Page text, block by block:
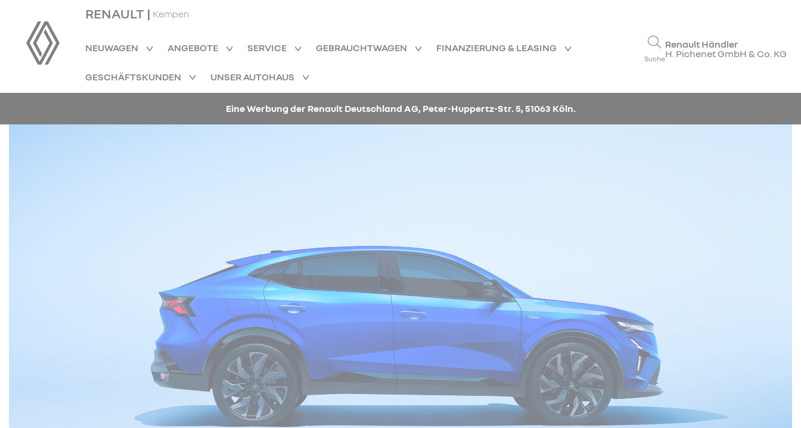
RENAULT | Kempen
NEUWAGEN ANGEBOTE SERVICE GEBRAUCHTWAGEN FINANZIERUNG & LEASING
GESCHÄFTSKUNDEN UNSER AUTOHAUS
Suche
Renault Händler
H. Pichenet GmbH & Co. KG
Eine Werbung der Renault Deutschland AG, Peter-Huppertz-Str. 5, 51063 Köln.